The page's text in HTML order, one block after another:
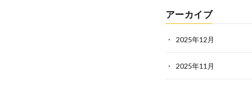
アーカイブ
2025年12月
2025年11月